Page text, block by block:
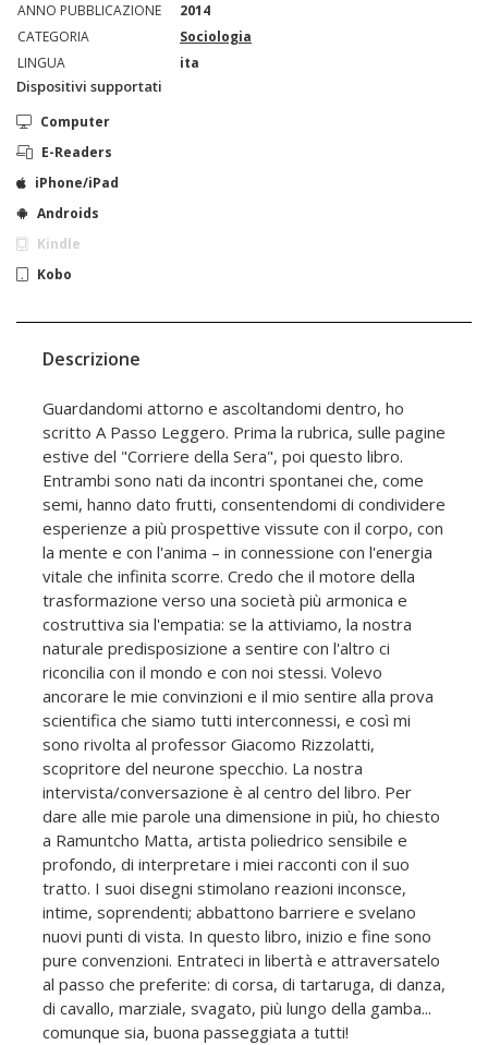
ANNO PUBBLICAZIONE
2014
CATEGORIA
Sociologia
LINGUA
ita
Dispositivi supportati
Computer
E-Readers
iPhone/iPad
Androids
Kindle
Kobo
Descrizione
Guardandomi attorno e ascoltandomi dentro, ho
scritto A Passo Leggero. Prima la rubrica, sulle pagine
estive del "Corriere della Sera", poi questo libro.
Entrambi sono nati da incontri spontanei che, come
semi, hanno dato frutti, consentendomi di condividere
esperienze a più prospettive vissute con il corpo, con
la mente e con l'anima – in connessione con l'energia
vitale che infinita scorre. Credo che il motore della
trasformazione verso una società più armonica e
costruttiva sia l'empatia: se la attiviamo, la nostra
naturale predisposizione a sentire con l'altro ci
riconcilia con il mondo e con noi stessi. Volevo
ancorare le mie convinzioni e il mio sentire alla prova
scientifica che siamo tutti interconnessi, e così mi
sono rivolta al professor Giacomo Rizzolatti,
scopritore del neurone specchio. La nostra
intervista/conversazione è al centro del libro. Per
dare alle mie parole una dimensione in più, ho chiesto
a Ramuntcho Matta, artista poliedrico sensibile e
profondo, di interpretare i miei racconti con il suo
tratto. I suoi disegni stimolano reazioni inconsce,
intime, soprendenti; abbattono barriere e svelano
nuovi punti di vista. In questo libro, inizio e fine sono
pure convenzioni. Entrateci in libertà e attraversatelo
al passo che preferite: di corsa, di tartaruga, di danza,
di cavallo, marziale, svagato, più lungo della gamba...
comunque sia, buona passeggiata a tutti!